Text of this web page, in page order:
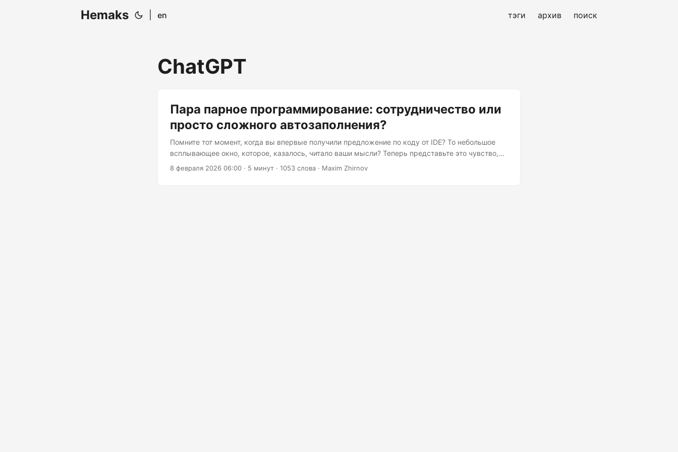
Hemaks en тэги архив поиск
ChatGPT
Пара парное программирование: сотрудничество или
просто сложного автозаполнения?
Помните тот момент, когда вы впервые получили предложение по коду от IDE? То небольшое
всплывающее окно, которое, казалось, читало ваши мысли? Теперь представьте это чувство,
умноженное на стероиды, но с реальными способностями к рассуждению. Вот где мы
8 февраля 2026 06:00 · 5 минут · 1053 слова · Maxim Zhirnov